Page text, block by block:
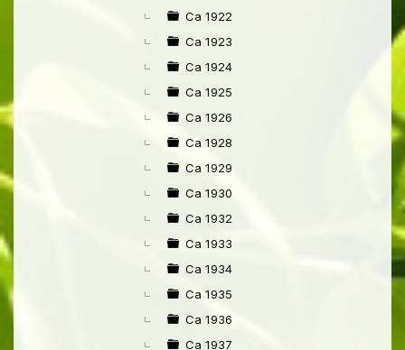
Ca 1922
Ca 1923
Ca 1924
Ca 1925
Ca 1926
Ca 1928
Ca 1929
Ca 1930
Ca 1932
Ca 1933
Ca 1934
Ca 1935
Ca 1936
Ca 1937